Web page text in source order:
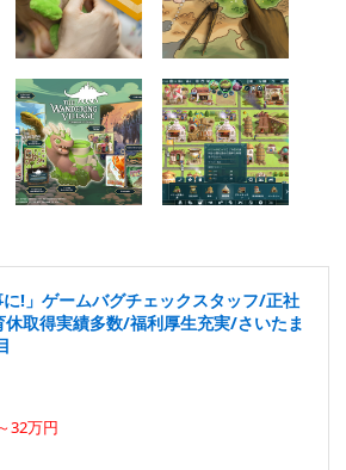
に!」ゲームバグチェックスタッフ/正社
取得実績多数/福利厚生充実/さいたま
32万円